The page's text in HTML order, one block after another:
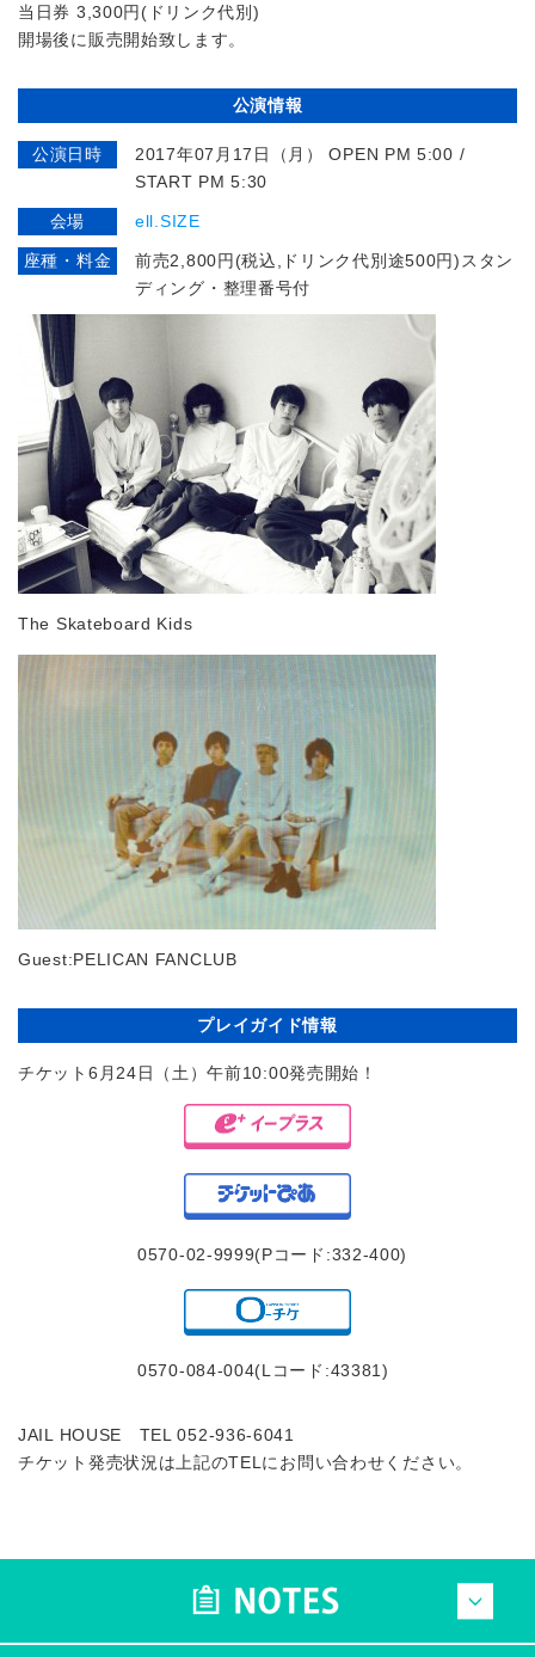
当日券 3,300円(ドリンク代別)
開場後に販売開始致します。
公演情報
公演日時
2017年07月17日（月） OPEN PM 5:00 /
START PM 5:30
会場 ell.SIZE
座種・料金
前売2,800円(税込,ドリンク代別途500円)スタン
ディング・整理番号付
The Skateboard Kids
Guest:PELICAN FANCLUB
プレイガイド情報
チケット6月24日（土）午前10:00発売開始！
0570-02-9999(Pコード:332-400)
0570-084-004(Lコード:43381)
JAIL HOUSE TEL 052-936-6041
チケット発売状況は上記のTELにお問い合わせください。